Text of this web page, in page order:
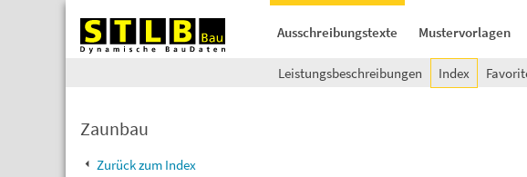
Ausschreibungstexte Mustervorlagen
Leistungsbeschreibungen Index
Zaunbau
Zurück zum Index